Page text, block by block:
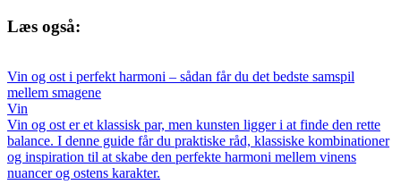
Læs også:
Vin og ost i perfekt harmoni – sådan får du det bedste samspil
mellem smagene
Vin
Vin og ost er et klassisk par, men kunsten ligger i at finde den rette
balance. I denne guide får du praktiske råd, klassiske kombinationer
og inspiration til at skabe den perfekte harmoni mellem vinens
nuancer og ostens karakter.